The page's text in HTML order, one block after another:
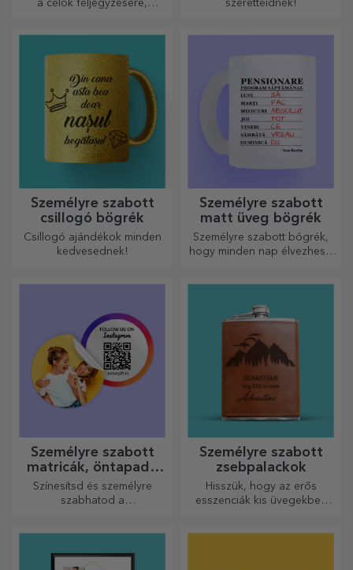
a célok feljegyzésére,
szeretteidnek!
Személyre szabott
csillogó bögrék
Csillogó ajándékok minden
kedvesednek!
Személyre szabott
matt üveg bögrék
Személyre szabott bögrék,
hogy minden nap élvezhesd
Személyre szabott
matricák, öntapadó
címkék
Színesítsd és személyre
szabhatod a
Személyre szabott
zsebpalackok
Hisszük, hogy az erős
esszenciák kis üvegekben